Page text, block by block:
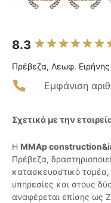
8.3
Πρέβεζα, Λεωφ.
Εμφάνιση
Σχετικά με την
Η MMAp
Πρέβεζα,
κατασκευαστικό
υπηρεσίες και στους
αναφέρεται επίσης ως